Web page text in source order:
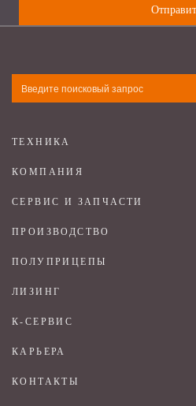
ТЕХНИКА
КОМПАНИЯ
СЕРВИС И ЗАПЧАСТИ
ПРОИЗВОДСТВО
ПОЛУПРИЦЕПЫ
ЛИЗИНГ
К-СЕРВИС
КАРЬЕРА
КОНТАКТЫ